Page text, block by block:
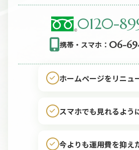
0120-
携帯・スマホ： 06-
ホームページをリニュ
スマホでも見れるよう
今よりも運用費を抑え